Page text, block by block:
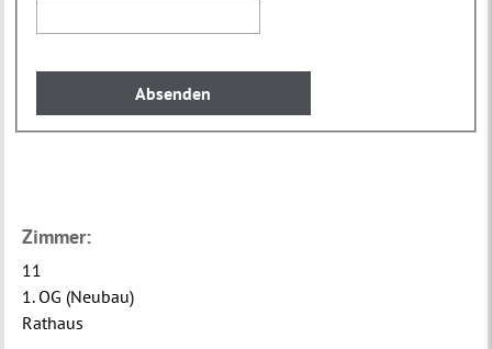
Zimmer:
11
1. OG (Neubau)
Rathaus